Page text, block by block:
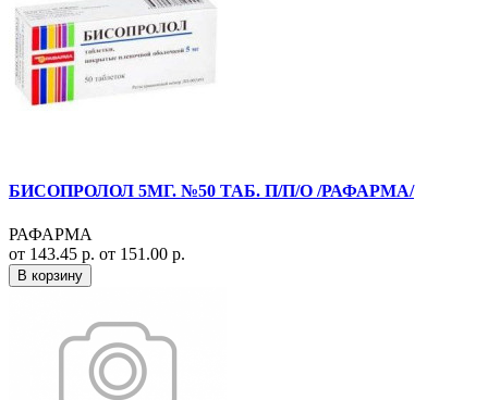
БИСОПРОЛОЛ 5МГ. №50 ТАБ. П/П/О /РАФАРМА/
РАФАРМА
от 143.45 р. от 151.00 р.
В корзину